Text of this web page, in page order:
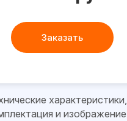
Заказать
характеристики,
и изображение